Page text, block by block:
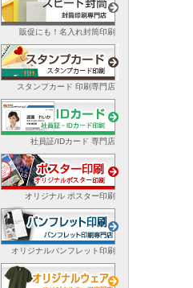
販促にも！名入れ封筒印刷
スタンプカード 印刷専門店
社員証/IDカード 専門店
オリジナル ポスター印刷
オリジナルパンフレット印刷